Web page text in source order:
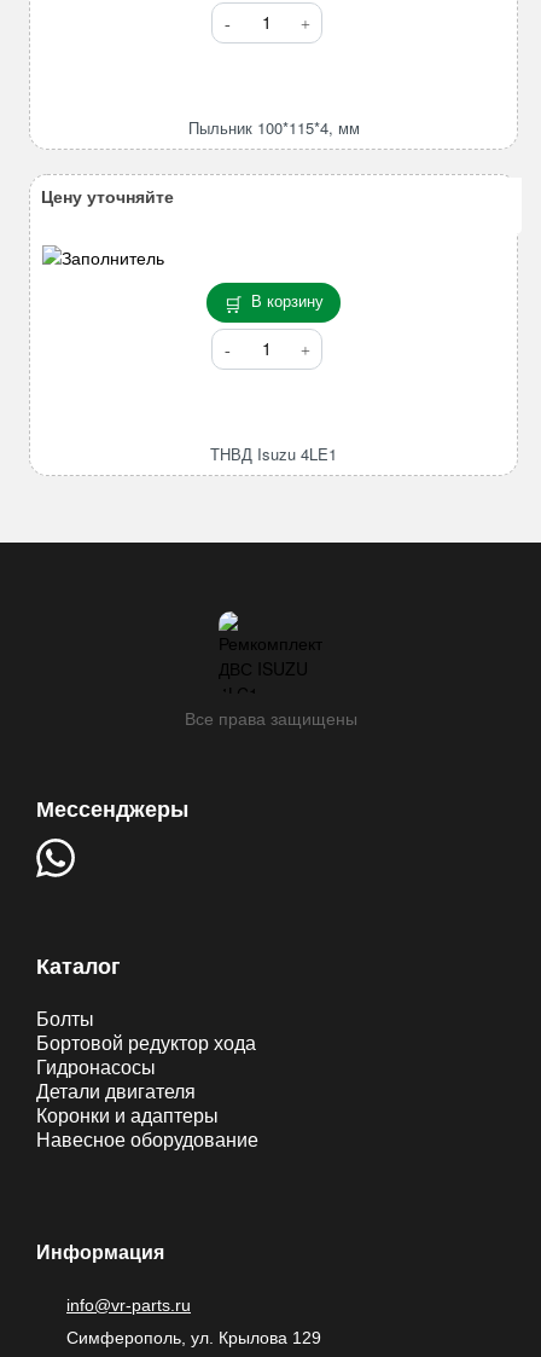
Количество
товара
Пыльник 100*115*4, мм
В корзину
Количество
товара
ТНВД Isuzu 4LE1
Цену уточняйте
Все права защищены
Мессенджеры
Каталог
Болты
Бортовой редуктор хода
Гидронасосы
Детали двигателя
Коронки и адаптеры
Навесное оборудование
Информация
info@vr-parts.ru
Симферополь, ул. Крылова 129